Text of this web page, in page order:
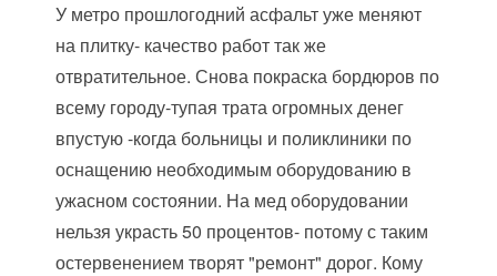
У метро прошлогодний асфальт уже меняют
на плитку- качество работ так же
отвратительное. Снова покраска бордюров по
всему городу-тупая трата огромных денег
впустую -когда больницы и поликлиники по
оснащению необходимым оборудованию в
ужасном состоянии. На мед оборудовании
нельзя украсть 50 процентов- потому с таким
остервенением творят "ремонт" дорог. Кому